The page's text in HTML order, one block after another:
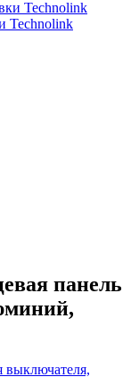
Technolink
панель